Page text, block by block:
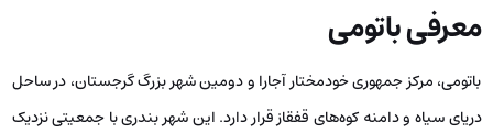
معرفی باتومی
باتومی، مرکز جمهوری خودمختار آجارا و دومین شهر بزرگ گرجستان، در ساحل
دریای سیاه و دامنه کوه‌های قفقاز قرار دارد. این شهر بندری با جمعیتی نزدیک